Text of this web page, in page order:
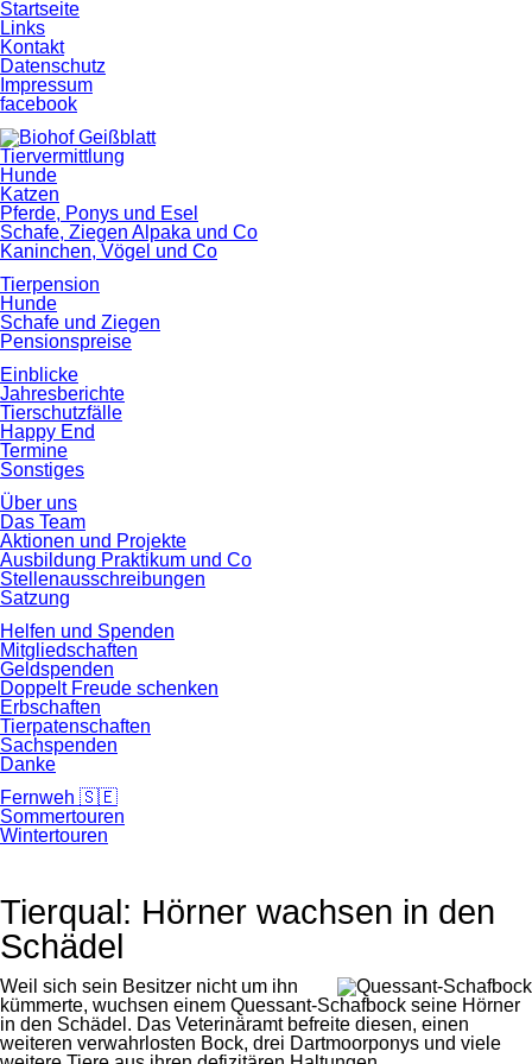
Startseite
Links
Kontakt
Datenschutz
Impressum
facebook
Tiervermittlung
Hunde
Katzen
Pferde, Ponys und Esel
Schafe, Ziegen Alpaka und Co
Kaninchen, Vögel und Co
Tierpension
Hunde
Schafe und Ziegen
Pensionspreise
Einblicke
Jahresberichte
Tierschutzfälle
Happy End
Termine
Sonstiges
Über uns
Das Team
Aktionen und Projekte
Ausbildung Praktikum und Co
Stellenausschreibungen
Satzung
Helfen und Spenden
Mitgliedschaften
Geldspenden
Doppelt Freude schenken
Erbschaften
Tierpatenschaften
Sachspenden
Danke
Fernweh 🇸🇪
Sommertouren
Wintertouren
Tierqual: Hörner wachsen in den
Schädel
Weil sich sein Besitzer nicht um ihn
kümmerte, wuchsen einem Quessant-Schafbock seine Hörner
in den Schädel. Das Veterinäramt befreite diesen, einen
weiteren verwahrlosten Bock, drei Dartmoorponys und viele